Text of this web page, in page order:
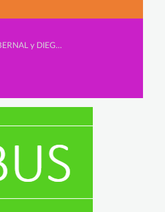
Secundaria, VICTOR MARTÍN BERNAL y DIEGO BLÁZQUEZ BANDEIRAS